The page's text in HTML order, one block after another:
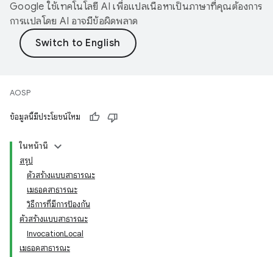
Google ใช้เทคโนโลยี AI เพื่อแปลเนื้อหาเป็นภาษาที่คุณต้องการ
การแปลโดย AI อาจมีข้อผิดพลาด
AOSP
ข้อมูลนี้มีประโยชน์ไหม
ในหน้านี้
สรุป
ตัวสร้างแบบสาธารณะ
เมธอดสาธารณะ
วิธีการที่มีการป้องกัน
ตัวสร้างแบบสาธารณะ
InvocationLocal
เมธอดสาธารณะ